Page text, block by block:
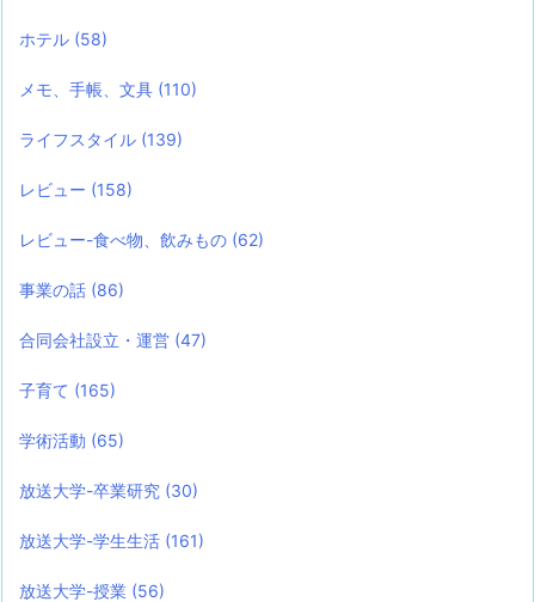
ホテル (58)
メモ、手帳、文具 (110)
ライフスタイル (139)
レビュー (158)
レビュー-食べ物、飲みもの (62)
事業の話 (86)
合同会社設立・運営 (47)
子育て (165)
学術活動 (65)
放送大学-卒業研究 (30)
放送大学-学生生活 (161)
放送大学-授業 (56)